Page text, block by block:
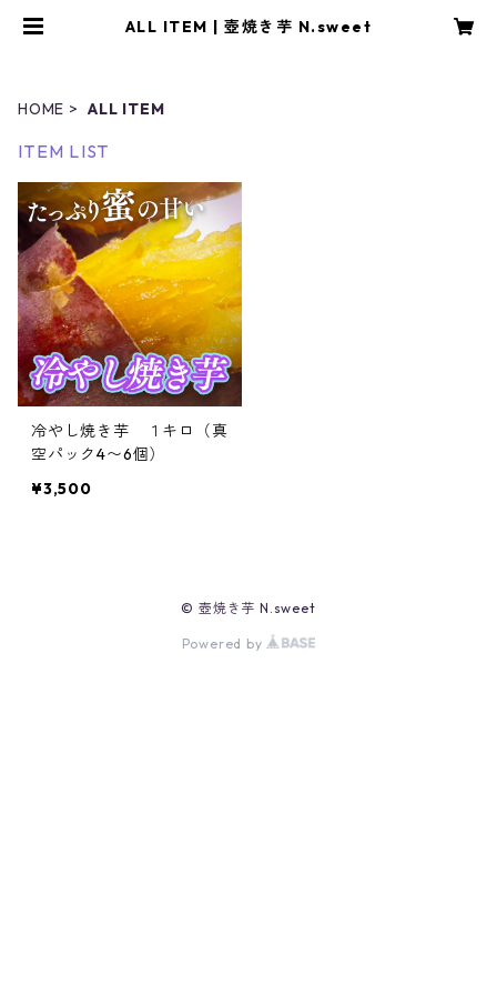
ALL ITEM | 壺焼き芋 N.sweet
HOME ALL ITEM
ITEM LIST
冷やし焼き芋 １キロ（真
空パック4〜6個）
¥3,500
© 壺焼き芋 N.sweet
Powered by